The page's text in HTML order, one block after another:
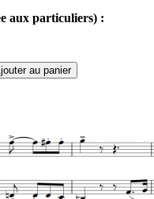
aux particuliers) :